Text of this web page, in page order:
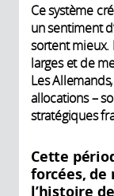
Ce système
un sentiment
sortent mieux.
larges et de
Les
allocations –
stratégiques
Cette
forcées, de
l’histoire